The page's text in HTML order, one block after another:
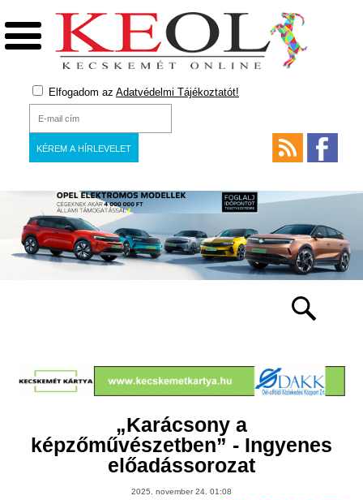
Elfogadom az Adatvédelmi Tájékoztatót!
„Karácsony a
képzőművészetben” - Ingyenes
előadássorozat
2025. november 24. 01:08